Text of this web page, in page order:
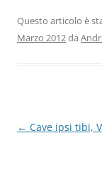
Questo articolo è
Marzo 2012da
Navigazione
← Cave ipsi tibi,